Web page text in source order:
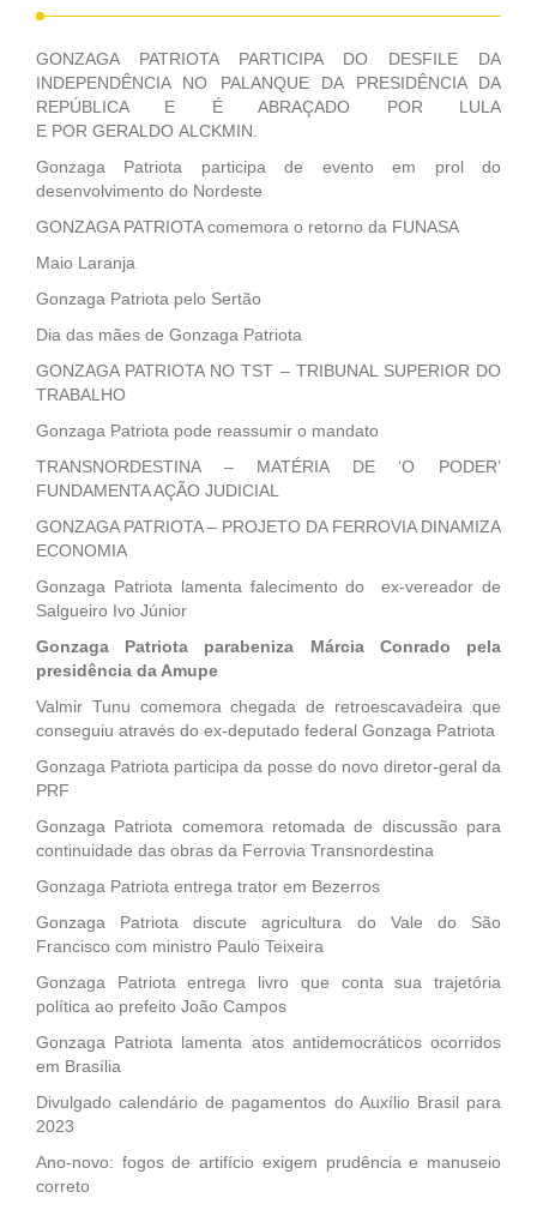
GONZAGA PATRIOTA PARTICIPA DO DESFILE DA
INDEPENDÊNCIA NO PALANQUE DA PRESIDÊNCIA DA
REPÚBLICA E É ABRAÇADO POR LULA
E POR GERALDO ALCKMIN.
Gonzaga Patriota participa de evento em prol do
desenvolvimento do Nordeste
GONZAGA PATRIOTA comemora o retorno da FUNASA
Maio Laranja
Gonzaga Patriota pelo Sertão
Dia das mães de Gonzaga Patriota
GONZAGA PATRIOTA NO TST – TRIBUNAL SUPERIOR DO
TRABALHO
Gonzaga Patriota pode reassumir o mandato
TRANSNORDESTINA – MATÉRIA DE ‘O PODER’
FUNDAMENTA AÇÃO JUDICIAL
GONZAGA PATRIOTA – PROJETO DA FERROVIA DINAMIZA
ECONOMIA
Gonzaga Patriota lamenta falecimento do ex-vereador de
Salgueiro Ivo Júnior
Gonzaga Patriota parabeniza Márcia Conrado pela
presidência da Amupe
Valmir Tunu comemora chegada de retroescavadeira que
conseguiu através do ex-deputado federal Gonzaga Patriota
Gonzaga Patriota participa da posse do novo diretor-geral da
PRF
Gonzaga Patriota comemora retomada de discussão para
continuidade das obras da Ferrovia Transnordestina
Gonzaga Patriota entrega trator em Bezerros
Gonzaga Patriota discute agricultura do Vale do São
Francisco com ministro Paulo Teixeira
Gonzaga Patriota entrega livro que conta sua trajetória
política ao prefeito João Campos
Gonzaga Patriota lamenta atos antidemocráticos ocorridos
em Brasília
Divulgado calendário de pagamentos do Auxílio Brasil para
2023
Ano-novo: fogos de artifício exigem prudência e manuseio
correto